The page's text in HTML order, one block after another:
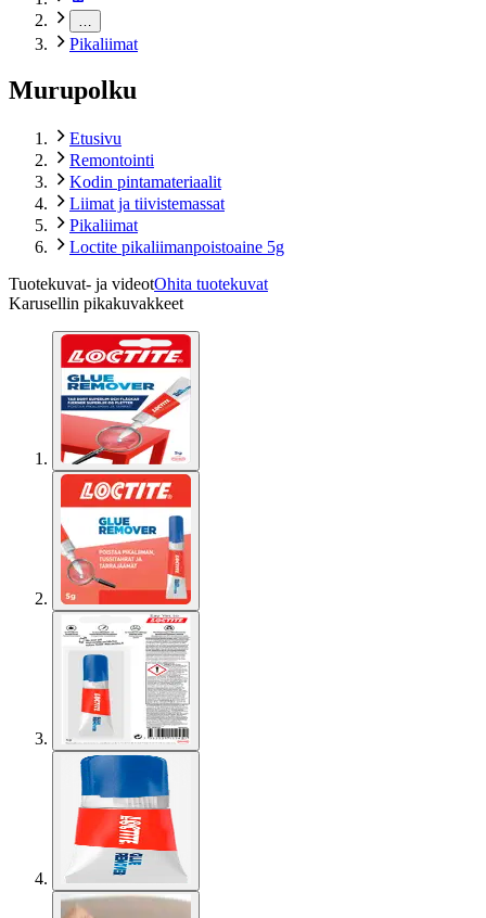
Pikaliimat
Murupolku
Etusivu
Remontointi
Kodin pintamateriaalit
Liimat ja tiivistemassat
Pikaliimat
Loctite pikaliimanpoistoaine 5g
Tuotekuvat- ja videotOhita tuotekuvat
Karusellin pikakuvakkeet